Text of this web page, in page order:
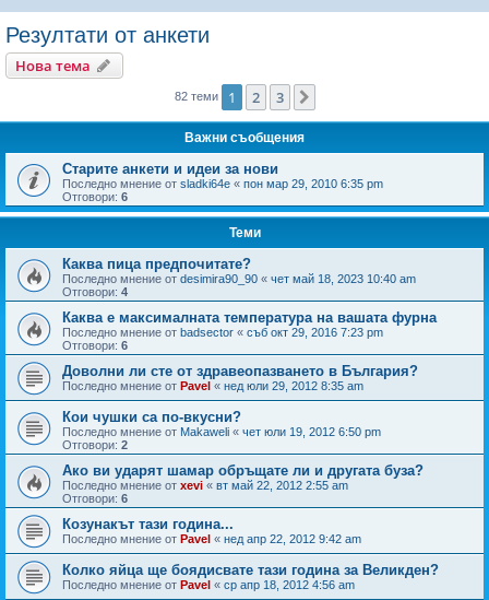
Резултати от анкети
Нова тема
82 теми 1 2 3
Важни съобщения
Старите анкети и идеи за нови
Последно мнение от sladki64e « пон мар 29, 2010 6:35 pm
Отговори: 6
Теми
Каква пица предпочитате?
Последно мнение от desimira90_90 « чет май 18, 2023 10:40 am
Отговори: 4
Каква е максималната температура на вашата фурна
Последно мнение от badsector « съб окт 29, 2016 7:23 pm
Отговори: 6
Доволни ли сте от здравеопазването в България?
Последно мнение от Pavel « нед юли 29, 2012 8:35 am
Кои чушки са по-вкусни?
Последно мнение от Makaweli « чет юли 19, 2012 6:50 pm
Отговори: 2
Ако ви ударят шамар обръщате ли и другата буза?
Последно мнение от xevi « вт май 22, 2012 2:55 am
Отговори: 6
Козунакът тази година...
Последно мнение от Pavel « нед апр 22, 2012 9:42 am
Колко яйца ще боядисвате тази година за Великден?
Последно мнение от Pavel « ср апр 18, 2012 4:56 am